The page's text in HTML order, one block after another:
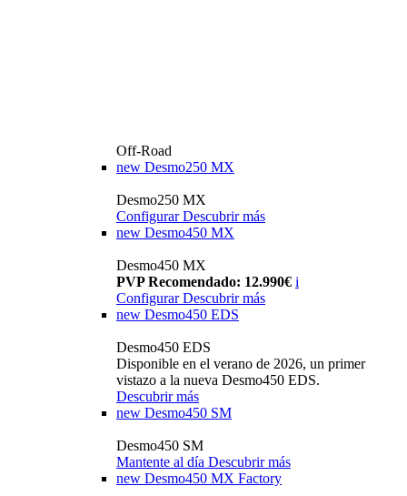
Off-Road
new Desmo250 MX
Desmo250 MX
Configurar Descubrir más
new Desmo450 MX
Desmo450 MX
PVP Recomendado: 12.990€ i
Configurar Descubrir más
new Desmo450 EDS
Desmo450 EDS
Disponible en el verano de 2026, un primer
vistazo a la nueva Desmo450 EDS.
Descubrir más
new Desmo450 SM
Desmo450 SM
Mantente al día Descubrir más
new Desmo450 MX Factory